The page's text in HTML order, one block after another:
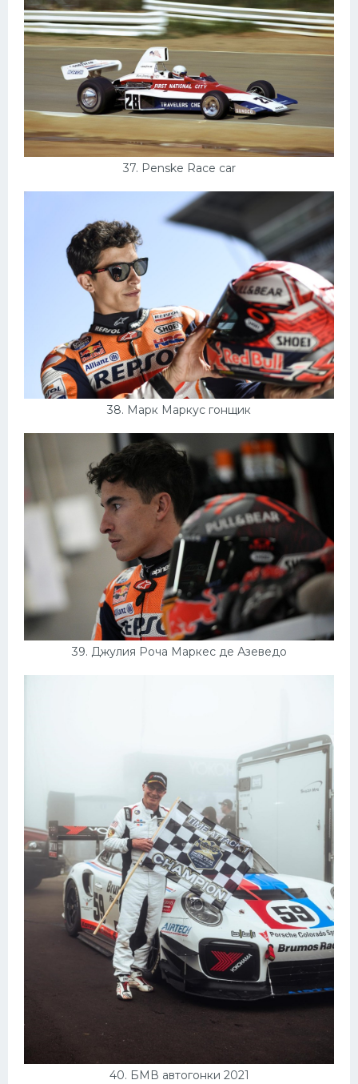
37. Penske Race car
38. Марк Маркус гонщик
39. Джулия Роча Маркес де Азеведо
40. БМВ автогонки 2021